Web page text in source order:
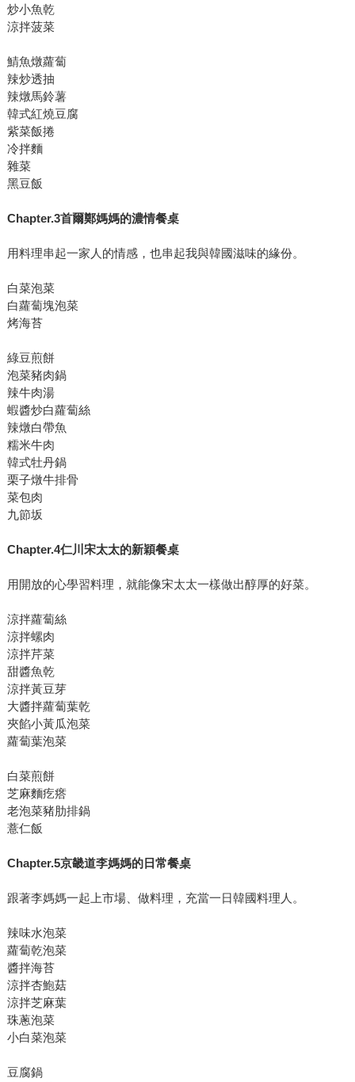
炒小魚乾
涼拌菠菜
鯖魚燉蘿蔔
辣炒透抽
辣燉馬鈴薯
韓式紅燒豆腐
紫菜飯捲
冷拌麵
雜菜
黑豆飯
Chapter.3首爾鄭媽媽的濃情餐桌
用料理串起一家人的情感，也串起我與韓國滋味的緣份。
白菜泡菜
白蘿蔔塊泡菜
烤海苔
綠豆煎餅
泡菜豬肉鍋
辣牛肉湯
蝦醬炒白蘿蔔絲
辣燉白帶魚
糯米牛肉
韓式牡丹鍋
栗子燉牛排骨
菜包肉
九節坂
Chapter.4仁川宋太太的新穎餐桌
用開放的心學習料理，就能像宋太太一樣做出醇厚的好菜。
涼拌蘿蔔絲
涼拌螺肉
涼拌芹菜
甜醬魚乾
涼拌黃豆芽
大醬拌蘿蔔葉乾
夾餡小黃瓜泡菜
蘿蔔葉泡菜
白菜煎餅
芝麻麵疙瘩
老泡菜豬肋排鍋
薏仁飯
Chapter.5京畿道李媽媽的日常餐桌
跟著李媽媽一起上市場、做料理，充當一日韓國料理人。
辣味水泡菜
蘿蔔乾泡菜
醬拌海苔
涼拌杏鮑菇
涼拌芝麻葉
珠蔥泡菜
小白菜泡菜
豆腐鍋